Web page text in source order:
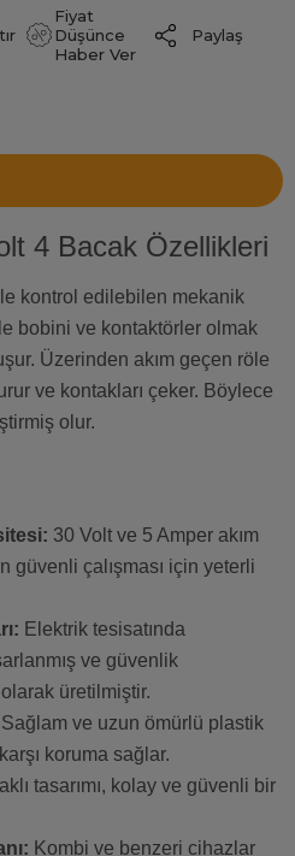
Fiyat
Düşünce
Haber Ver
Paylaş
4 Bacak Özellikleri
kontrol edilebilen mekanik
bobini ve kontaktörler olmak
Üzerinden akım geçen röle
ve kontakları çeker. Böylece
olur.
30 Volt ve 5 Amper akım
güvenli çalışması için yeterli
Elektrik tesisatında
ve güvenlik
üretilmiştir.
Sağlam ve uzun ömürlü plastik
koruma sağlar.
tasarımı, kolay ve güvenli bir
Kombi ve benzeri cihazlar